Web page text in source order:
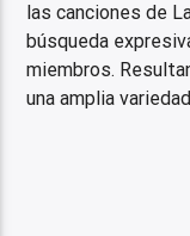
las canciones de
búsqueda
miembros.
una amplia